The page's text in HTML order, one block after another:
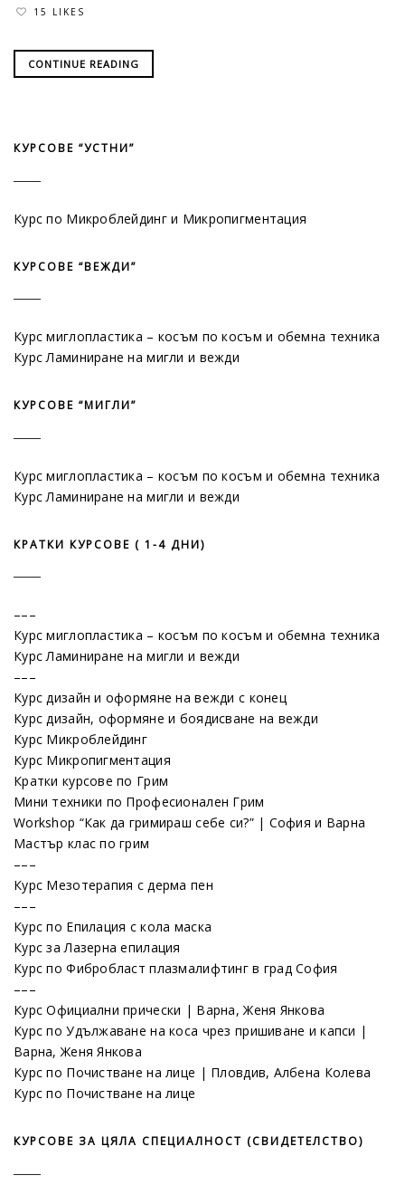
15 LIKES
CONTINUE READING
КУРСОВЕ “УСТНИ”
Курс по Микроблейдинг и Микропигментация
КУРСОВЕ “ВЕЖДИ”
Курс миглопластика – косъм по косъм и обемна техника
Курс Ламиниране на мигли и вежди
КУРСОВЕ “МИГЛИ”
Курс миглопластика – косъм по косъм и обемна техника
Курс Ламиниране на мигли и вежди
КРАТКИ КУРСОВЕ ( 1-4 ДНИ)
–––
Курс миглопластика – косъм по косъм и обемна техника
Курс Ламиниране на мигли и вежди
–––
Курс дизайн и оформяне на вежди с конец
Курс дизайн, оформяне и боядисване на вежди
Курс Микроблейдинг
Курс Микропигментация
Кратки курсове по Грим
Мини техники по Професионален Грим
Workshop “Как да гримираш себе си?” | София и Варна
Мастър клас по грим
–––
Курс Мезотерапия с дерма пен
–––
Курс по Епилация с кола маска
Курс за Лазерна епилация
Курс по Фибробласт плазмалифтинг в град София
–––
Курс Официални прически | Варна, Женя Янкова
Курс по Удължаване на коса чрез пришиване и капси |
Варна, Женя Янкова
Курс по Почистване на лице | Пловдив, Албена Колева
Курс по Почистване на лице
КУРСОВЕ ЗА ЦЯЛА СПЕЦИАЛНОСТ (СВИДЕТЕЛСТВО)